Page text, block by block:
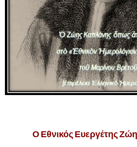
Ο Εθνικός Ευεργέτης